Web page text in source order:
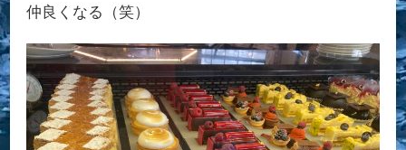
仲良くなる（笑）